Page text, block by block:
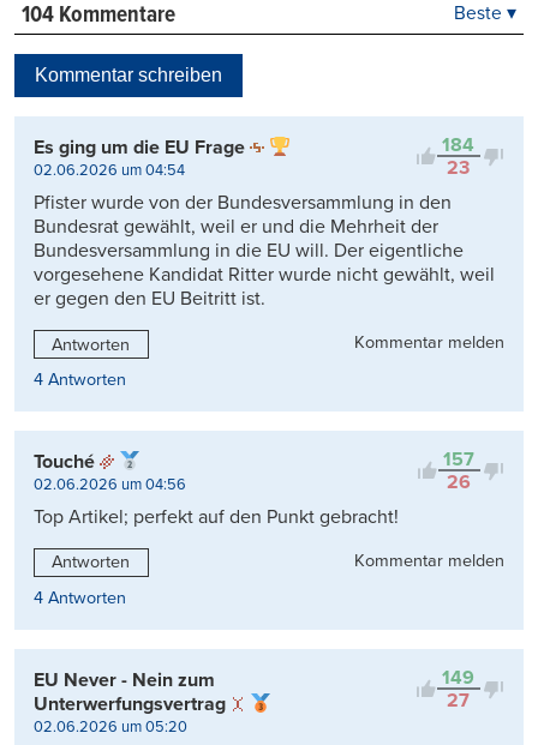
104 Kommentare
Kontrovers
Beste ▾
Kommentar schreiben
184
23
Es ging um die EU Frage
02.06.2026 um 04:54
Pfister wurde von der Bundesversammlung in den
Bundesrat gewählt, weil er und die Mehrheit der
Bundesversammlung in die EU will. Der eigentliche
vorgesehene Kandidat Ritter wurde nicht gewählt, weil
er gegen den EU Beitritt ist.
Antworten
Kommentar melden
4 Antworten
157
26
Touché
02.06.2026 um 04:56
Top Artikel; perfekt auf den Punkt gebracht!
Antworten
Kommentar melden
4 Antworten
149
27
EU Never - Nein zum
Unterwerfungsvertrag
02.06.2026 um 05:20